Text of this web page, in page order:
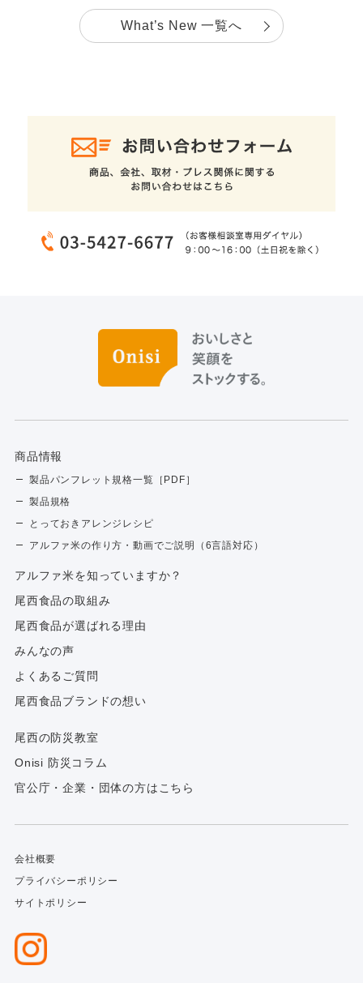
What’s New 一覧へ
商品情報
製品パンフレット規格一覧［PDF］
製品規格
とっておきアレンジレシピ
アルファ米の作り方・動画でご説明（6言語対応）
アルファ⽶を知っていますか？
尾西食品の取組み
尾西食品が選ばれる理由
みんなの声
よくあるご質問
尾西食品ブランドの想い
尾西の防災教室
Onisi 防災コラム
官公庁・企業・団体の方はこちら
会社概要
プライバシーポリシー
サイトポリシー